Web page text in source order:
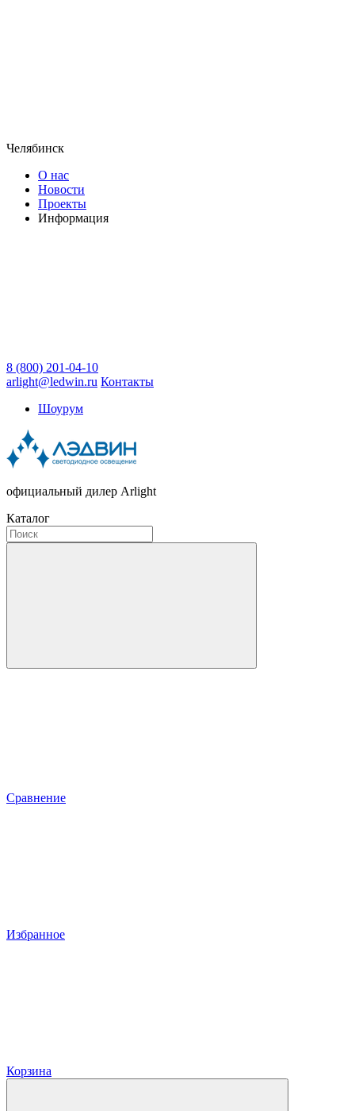
Челябинск
О нас
Новости
Проекты
Информация
8 (800) 201-04-10
arlight@ledwin.ru Контакты
Шоурум
официальный дилер Arlight
Каталог
Сравнение
Избранное
Корзина